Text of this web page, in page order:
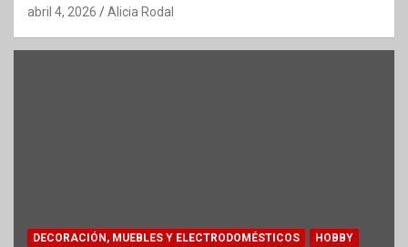
abril 4, 2026 Alicia Rodal
DECORACIÓN, MUEBLES Y ELECTRODOMÉSTICOS
HOBBY